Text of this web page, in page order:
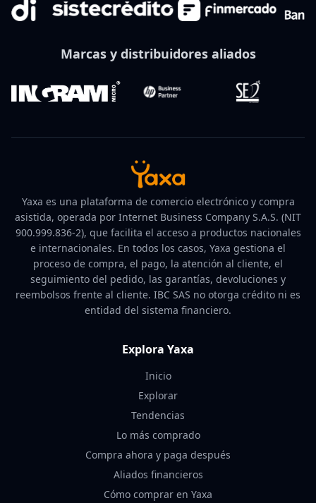
Marcas y distribuidores aliados
Yaxa es una plataforma de comercio electrónico y compra
asistida, operada por Internet Business Company S.A.S. (NIT
900.999.836-2), que facilita el acceso a productos nacionales
e internacionales. En todos los casos, Yaxa gestiona el
proceso de compra, el pago, la atención al cliente, el
seguimiento del pedido, las garantías, devoluciones y
reembolsos frente al cliente. IBC SAS no otorga crédito ni es
entidad del sistema financiero.
Explora Yaxa
Inicio
Explorar
Tendencias
Lo más comprado
Compra ahora y paga después
Aliados financieros
Cómo comprar en Yaxa